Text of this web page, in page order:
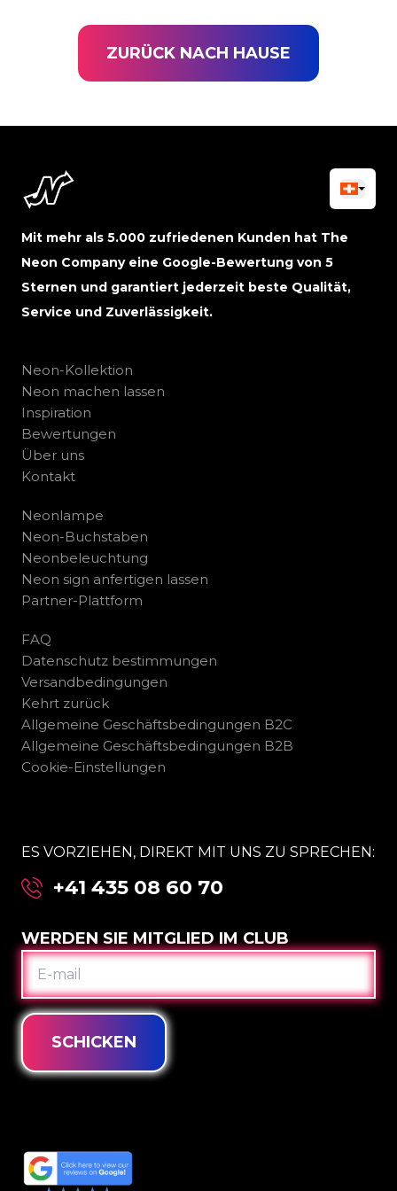
ZURÜCK NACH HAUSE
Mit mehr als 5.000 zufriedenen Kunden hat The
Neon Company eine Google-Bewertung von 5
Sternen und garantiert jederzeit beste Qualität,
Service und Zuverlässigkeit.
Neon-Kollektion
Neon machen lassen
Inspiration
Bewertungen
Über uns
Kontakt
Neonlampe
Neon-Buchstaben
Neonbeleuchtung
Neon sign anfertigen lassen
Partner-Plattform
FAQ
Datenschutz bestimmungen
Versandbedingungen
Kehrt zurück
Allgemeine Geschäftsbedingungen B2C
Allgemeine Geschäftsbedingungen B2B
Cookie-Einstellungen
ES VORZIEHEN, DIREKT MIT UNS ZU SPRECHEN:
+41 435 08 60 70
WERDEN SIE MITGLIED IM CLUB
E-
MAIL
SCHICKEN